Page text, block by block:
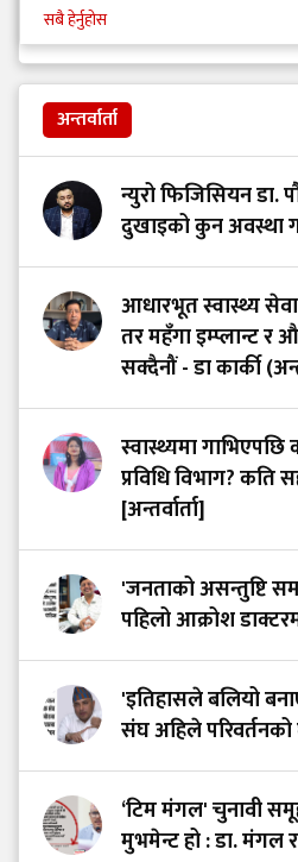
सबै हेर्नुहोस
अन्तर्वार्ता
न्युरो फिजिसियन डा.
दुखाइको कुन अवस्था
आधारभूत स्वास्थ्य
तर महँगा इम्प्लान्ट र
सक्दैनौं - डा कार्की
स्वास्थ्यमा
प्रविधि विभाग?
[अन्तर्वार्ता]
'जनताको असन्तुष्टि
पहिलो आक्रोश
'इतिहासले बलियो
संघ अहिले परिवर्तनको
‘टिम मंगल' चुनावी
मुभमेन्ट हो : डा. मंगल